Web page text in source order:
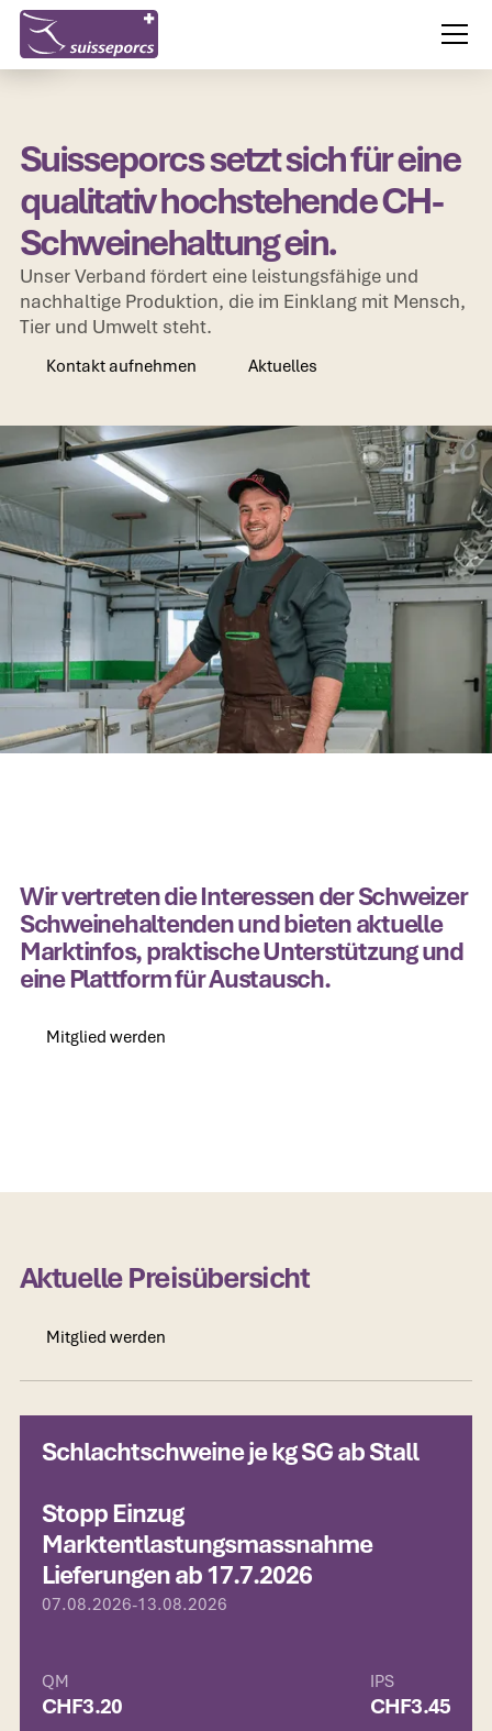
Suisseporcs setzt sich für eine
qualitativ hochstehende CH-
Schweinehaltung ein.
Unser Verband fördert eine leistungsfähige und
nachhaltige Produktion, die im Einklang mit Mensch,
Tier und Umwelt steht.
Kontakt aufnehmen
Aktuelles
Wir vertreten die Interessen der Schweizer
Schweinehaltenden und bieten aktuelle
Marktinfos, praktische Unterstützung und
eine Plattform für Austausch.
Mitglied werden
Aktuelle Preisübersicht
Mitglied werden
Schlachtschweine je kg SG ab Stall
Stopp Einzug
Marktentlastungsmassnahme
Lieferungen ab 17.7.2026
07.08.2026-13.08.2026
QM
CHF3.20
IPS
CHF3.45